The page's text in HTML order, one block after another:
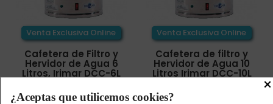
Venta Exclusiva Online
Cafetera de Filtro y
Hervidor de Agua 6
Litros, Irimar DCC-6L
+ IVA
Venta Exclusiva Online
Cafetera de filtro y
Hervidor de Agua 10
Litros Irimar DCC-10L
114,10 € ×
¿Aceptas que utilicemos cookies?